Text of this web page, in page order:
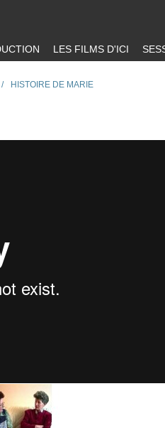
LES FILMS D'ICI
/ HISTOIRE DE MARIE